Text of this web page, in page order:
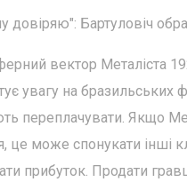
довіряю": Бартуловіч
вектор Металіста
увагу на
переплачувати. Якщо
це може спонукати інші
прибуток. Продати